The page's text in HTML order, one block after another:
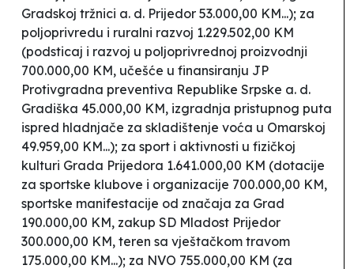
Gradskoj tržnici a. d. Prijedor 53.000,00 KM...); za
poljoprivredu i ruralni razvoj 1.229.502,00 KM
(podsticaj i razvoj u poljoprivrednoj proizvodnji
700.000,00 KM, učešće u finansiranju JP
Protivgradna preventiva Republike Srpske a. d.
Gradiška 45.000,00 KM, izgradnja pristupnog puta
ispred hladnjače za skladištenje voća u Omarskoj
49.959,00 KM...); za sport i aktivnosti u fizičkoj
kulturi Grada Prijedora 1.641.000,00 KM (dotacije
za sportske klubove i organizacije 700.000,00 KM,
sportske manifestacije od značaja za Grad
190.000,00 KM, zakup SD Mladost Prijedor
300.000,00 KM, teren sa vještačkom travom
175.000,00 KM...); za NVO 755.000,00 KM (za